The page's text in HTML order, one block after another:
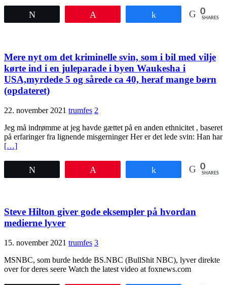
0
SHARES
Mere nyt om det kriminelle svin, som i bil med vilje
kørte ind i en juleparade i byen Waukesha i
USA,myrdede 5 og sårede ca 40, heraf mange børn
(opdateret)
22. november 2021 trumfes 2
Jeg må indrømme at jeg havde gættet på en anden ethnicitet , baseret
på erfaringer fra lignende misgerninger Her er det lede svin: Han har
[…]
0
SHARES
Steve Hilton giver gode eksempler på hvordan
medierne lyver
15. november 2021 trumfes 3
MSNBC, som burde hedde BS.NBC (BullShit NBC), lyver direkte
over for deres seere Watch the latest video at foxnews.com